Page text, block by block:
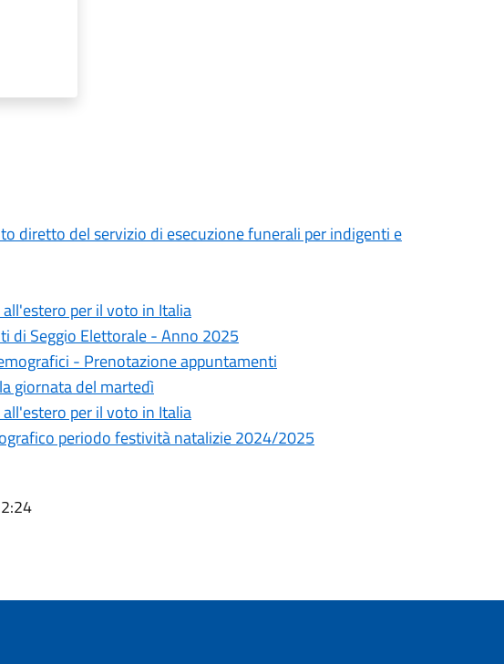
diretto del servizio di esecuzione funerali per indigenti e
per il voto in Italia
di Seggio Elettorale - Anno 2025
- Prenotazione appuntamenti
giornata del martedì
per il voto in Italia
periodo festività natalizie 2024/2025